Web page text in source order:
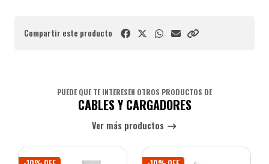
Compartir este producto
PUEDE QUE TE INTERESEN OTROS PRODUCTOS DE
CABLES Y CARGADORES
Ver más productos